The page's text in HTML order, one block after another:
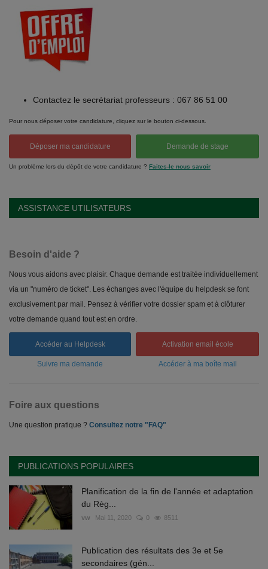
Contactez le secrétariat professeurs : 067 86 51 00
Pour nous déposer votre candidature, cliquez sur le bouton ci-dessous.
Déposer ma candidature Demande de stage
Un problème lors du dépôt de votre candidature ? Faites-le nous savoir
ASSISTANCE UTILISATEURS
Besoin d'aide ?
Nous vous aidons avec plaisir. Chaque demande est traitée individuellement
via un "numéro de ticket". Les échanges avec l'équipe du helpdesk se font
exclusivement par mail. Pensez à vérifier votre dossier spam et à clôturer
votre demande quand tout est en ordre.
Accéder au Helpdesk Activation email école
Suivre ma demande Accéder à ma boîte mail
Foire aux questions
Une question pratique ? Consultez notre "FAQ"
PUBLICATIONS POPULAIRES
Planification de la fin de l'année et adaptation
du Règ...
vw Mai 11, 2020 0 8511
Publication des résultats des 3e et 5e
secondaires (gén...